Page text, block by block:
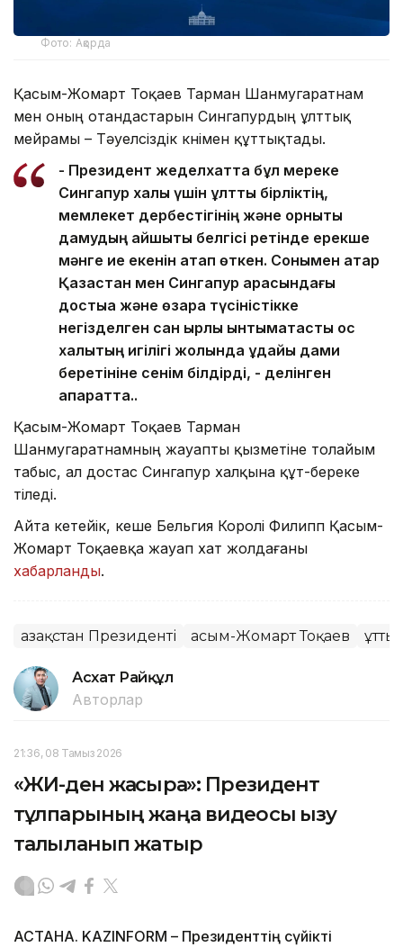
Фото: Ақорда
Қасым-Жомарт Тоқаев Тарман Шанмугаратнам
мен оның отандастарын Сингапурдың ұлттық
мейрамы – Тәуелсіздік күнімен құттықтады.
- Президент жеделхатта бұл мереке
Сингапур халқы үшін ұлттық бірліктің,
мемлекет дербестігінің және орнықты
дамудың айшықты белгісі ретінде ерекше
мәнге ие екенін атап өткен. Сонымен қатар
Қазақстан мен Сингапур арасындағы
достыққа және өзара түсіністікке
негізделген сан қырлы ынтымақтастық қос
халықтың игілігі жолында ұдайы дами
беретініне сенім білдірді, - делінген
ақпаратта..
Қасым-Жомарт Тоқаев Тарман
Шанмугаратнамның жауапты қызметіне толайым
табыс, ал достас Сингапур халқына құт-береке
тіледі.
Айта кетейік, кеше Бельгия Королі Филипп Қасым-
Жомарт Тоқаевқа жауап хат жолдағаны
хабарланды.
Қазақстан Президенті Қасым-Жомарт Тоқаев
Асхат Райқұл
Авторлар
21:36, 08 Тамыз 2026
«ЖИ-ден жақсырақ»: Президент
тұлпарының жаңа видеосы қызу
талқыланып жатыр
АСТАНА. KAZINFORM – Президенттің сүйікті